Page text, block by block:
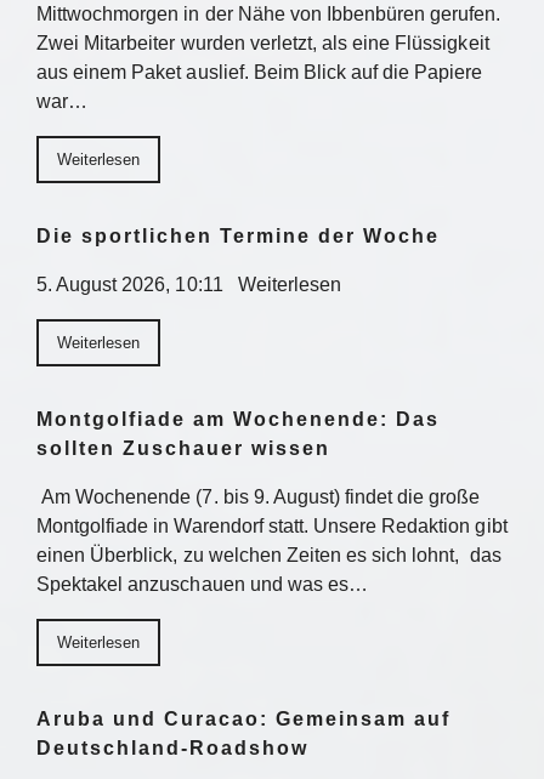
Mittwochmorgen in der Nähe von Ibbenbüren gerufen.
Zwei Mitarbeiter wurden verletzt, als eine Flüssigkeit
aus einem Paket auslief. Beim Blick auf die Papiere
war…
Weiterlesen
Die sportlichen Termine der Woche
5. August 2026, 10:11 Weiterlesen
Weiterlesen
Montgolfiade am Wochenende: Das
sollten Zuschauer wissen
Am Wochenende (7. bis 9. August) findet die große
Montgolfiade in Warendorf statt. Unsere Redaktion gibt
einen Überblick, zu welchen Zeiten es sich lohnt, das
Spektakel anzuschauen und was es…
Weiterlesen
Aruba und Curacao: Gemeinsam auf
Deutschland-Roadshow